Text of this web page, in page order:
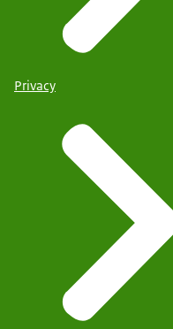
Privacy